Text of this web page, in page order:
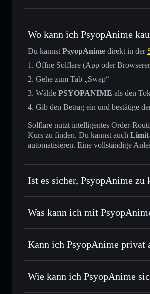
Wo kann ich PsyopAnime
Du kannst PsyopAnime direkt in der
Öffne Solflare (App oder
Gehe zum Tab „Swap“
Wähle PSYOPANIME als den
Gib den Betrag ein und bestätige
Solflare nutzt intelligentes Order-
Kurs zu finden. Du kannst auch
automatisieren. Eine vollständige
Ist es sicher, PsyopAnime zu
PsyopAnime verifizierter
Was kann ich mit
PsyopAnime
Solflare-
Sofort tauschen– handle
Durchschnittskosteneffekt nutzen
Kann ich PsyopAnime privat
Solflare-Wallet
Wie kann ich PsyopAnime